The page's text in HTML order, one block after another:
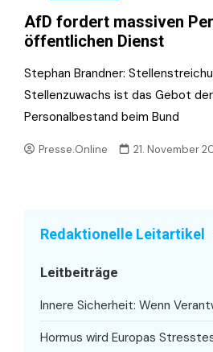
AfD fordert massiven
öffentlichen Dienst
Stephan Brandner:
Stellenzuwachs ist das Gebot
Personalbestand beim Bund
Presse.Online 21. November
Redaktionelle Leitartikel
Leitbeiträge
Innere Sicherheit: Wenn
Hormus wird Europas